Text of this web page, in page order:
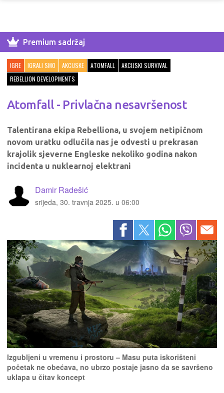
Premium sadržaj
IGRE IGRALI SMO AKCIJSKE ATOMFALL
AKCIJSKI SURVIVAL
REBELLION DEVELOPMENTS
Atomfall - Privlačna nesavršenost
Talentirana ekipa Rebelliona, u svojem netipičnom
novom uratku odlučila nas je odvesti u prekrasan
krajolik sjeverne Engleske nekoliko godina nakon
incidenta u nuklearnoj elektrani
Damir Radešić
srijeda, 30. travnja 2025. u 06:00
Izgubljeni u vremenu i prostoru – Masu puta iskorišteni
početak ne obećava, no ubrzo postaje jasno da se savršeno
uklapa u čitav koncept